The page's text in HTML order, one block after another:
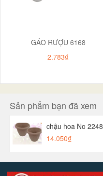
GÁO RƯỢU 6168
2.783₫
Sản phẩm bạn đã xem
chậu hoa No 2248
14.050₫